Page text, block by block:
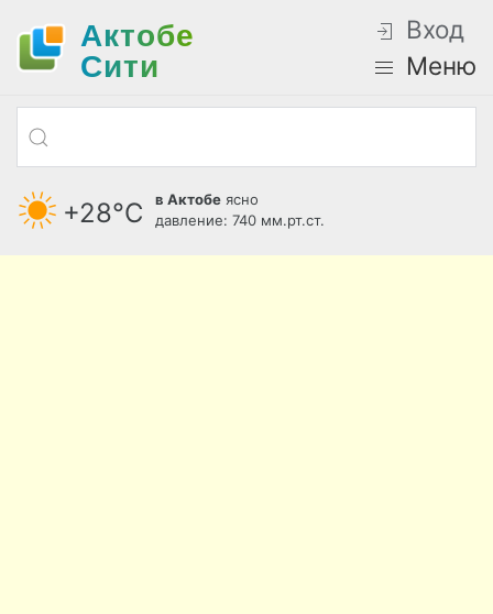
Актобе
Cити
Вход
Меню
+28°С в Актобе ясно
давление: 740 мм.рт.ст.